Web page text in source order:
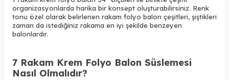
organizasyonlarda harika bir konsept oluşturabilirsiniz. Renk
tonu özel olarak belirlenen rakam folyo balon çeşitleri, şiştikleri
zaman da istediğiniz rakama en iyi şekilde benzeyen
balonlardır.
7 Rakam Krem Folyo Balon Süslemesi
Nasıl Olmalıdır?